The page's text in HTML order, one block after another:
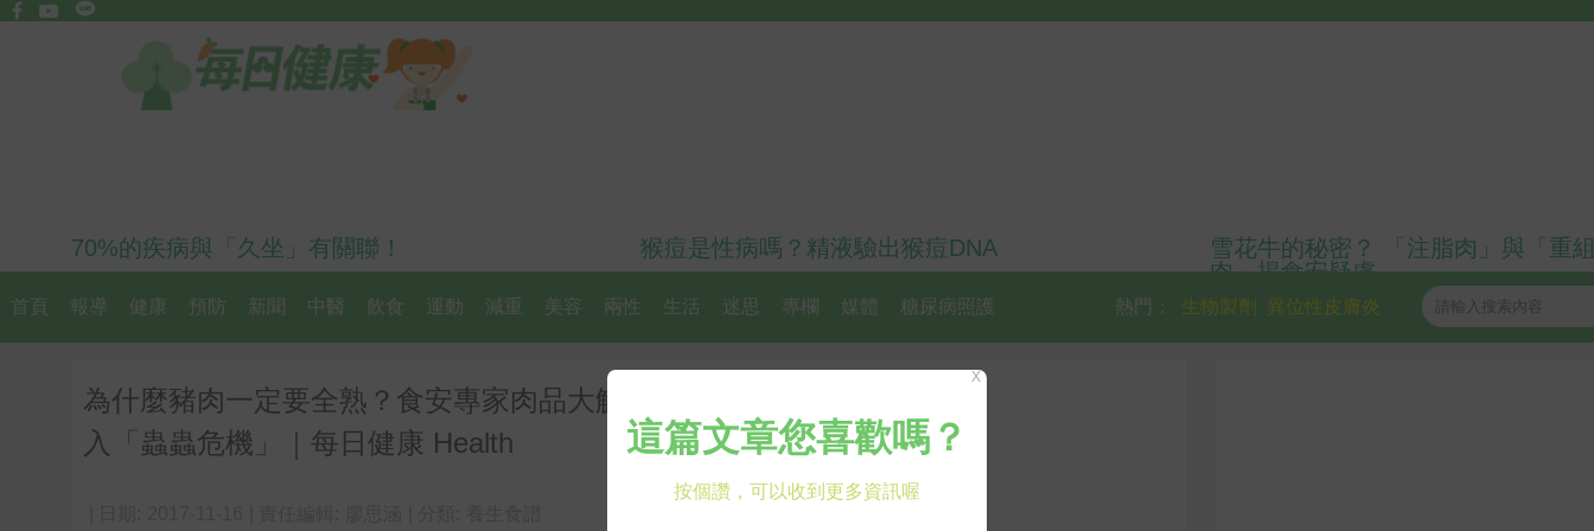
70%的疾病與「久坐」有關聯！ 猴痘是性病嗎？精液驗出猴痘DNA
雪花牛的秘密？ 「注脂肉」與「重
肉」揭食安疑慮
首頁 報導 健康 預防 新聞 中醫 飲食 運動 減重 美容 兩性 生活 迷思 專欄 媒體 糖尿病照護 異位性皮膚炎
生物製劑
熱門：
為什麼豬肉一定要全熟？食安專家肉品大解密！警告：吃錯熟度恐陷
入「蟲蟲危機」｜每日健康 Health
X